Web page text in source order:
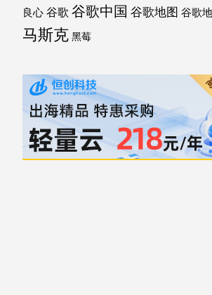
良心 谷歌 谷歌中国 谷歌地图 谷歌
马斯克 黑莓